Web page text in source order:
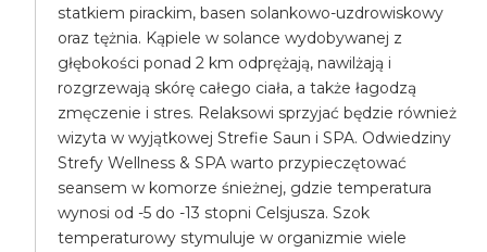
statkiem pirackim, basen solankowo-uzdrowiskowy
oraz tężnia. Kąpiele w solance wydobywanej z
głębokości ponad 2 km odprężają, nawilżają i
rozgrzewają skórę całego ciała, a także łagodzą
zmęczenie i stres. Relaksowi sprzyjać będzie również
wizyta w wyjątkowej Strefie Saun i SPA. Odwiedziny
Strefy Wellness & SPA warto przypieczętować
seansem w komorze śnieżnej, gdzie temperatura
wynosi od -5 do -13 stopni Celsjusza. Szok
temperaturowy stymuluje w organizmie wiele